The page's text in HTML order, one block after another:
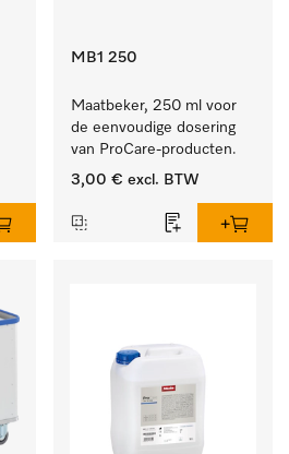
MB1 250
Maatbeker, 250 ml voor
de eenvoudige dosering
van ProCare-producten.
3,00 € excl. BTW